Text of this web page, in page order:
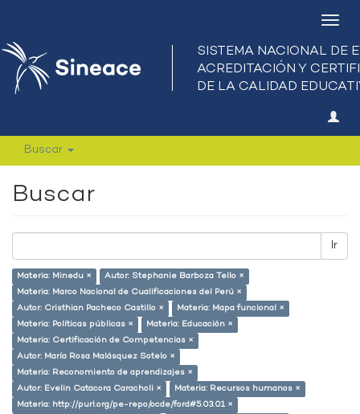
Buscar
Buscar
Ir
Materia: Minedu ×
Autor: Stephanie Barboza Tello ×
Materia: Marco Nacional de Cualificaciones del Perú ×
Autor: Cristhian Pacheco Castillo ×
Materia: Mapa funcional ×
Materia: Políticas públicas ×
Materia: Educación ×
Materia: Certificación de Competencias ×
Autor: María Rosa Malásquez Sotelo ×
Materia: Reconomiento de aprendizajes ×
Autor: Evelin Catacora Caracholi ×
Materia: Recursos humanos ×
Materia: http://purl.org/pe-repo/ocde/ford#5.03.01 ×